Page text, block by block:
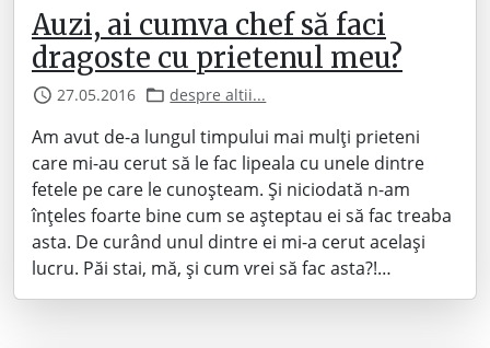
Auzi, ai cumva chef să faci
dragoste cu prietenul meu?
27.05.2016 despre altii...
Am avut de-a lungul timpului mai mulți prieteni
care mi-au cerut să le fac lipeala cu unele dintre
fetele pe care le cunoșteam. Și niciodată n-am
înțeles foarte bine cum se așteptau ei să fac treaba
asta. De curând unul dintre ei mi-a cerut același
lucru. Păi stai, mă, și cum vrei să fac asta?!…